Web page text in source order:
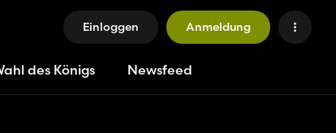
Einloggen Anmeldung
des Königs Newsfeed